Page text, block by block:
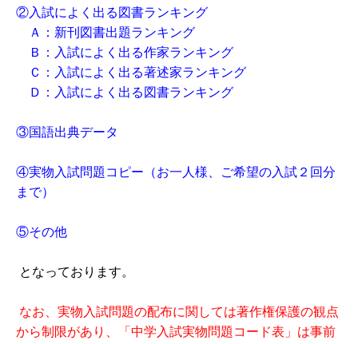
②入試によく出る図書ランキング
Ａ：新刊図書出題ランキング
Ｂ：入試によく出る作家ランキング
Ｃ：入試によく出る著述家ランキング
Ｄ：入試によく出る図書ランキング
③国語出典データ
④実物入試問題コピー（お一人様、ご希望の入試２回分
まで）
⑤その他
となっております。
なお、実物入試問題の配布に関しては著作権保護の観点
から制限があり、「中学入試実物問題コード表」は事前